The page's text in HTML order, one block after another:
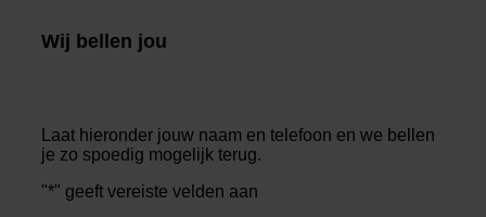
Wij bellen jou
Laat hieronder jouw naam en telefoon en we bellen
je zo spoedig mogelijk terug.
"*" geeft vereiste velden aan